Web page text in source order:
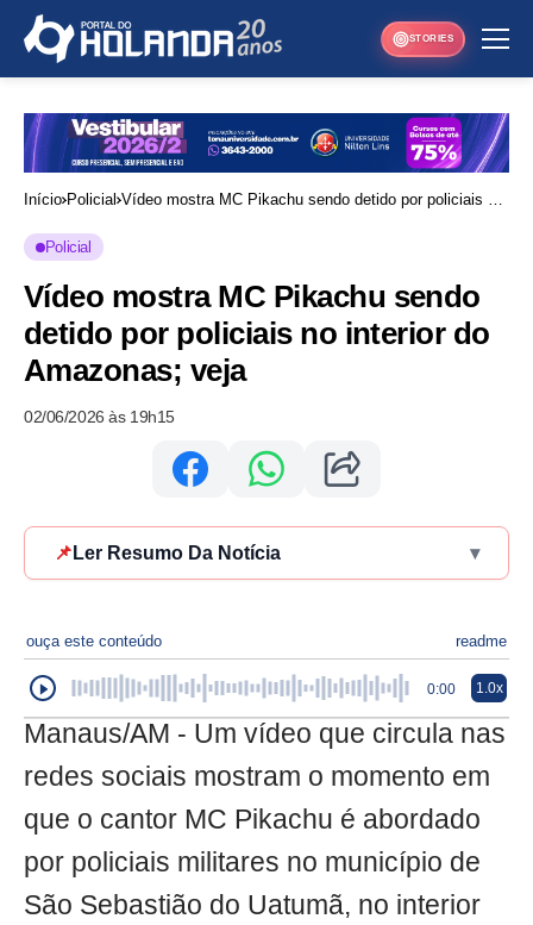
STORIES
Início Policial Vídeo mostra MC Pikachu sendo detido por policiais no
Policial
Vídeo mostra MC Pikachu sendo
detido por policiais no interior do
Amazonas; veja
02/06/2026 às 19h15
📌 Ler Resumo Da Notícia ▾
ouça este conteúdo readme
0:00 1.0x
Manaus/AM - Um vídeo que circula nas
redes sociais mostram o momento em
que o cantor MC Pikachu é abordado
por policiais militares no município de
São Sebastião do Uatumã, no interior